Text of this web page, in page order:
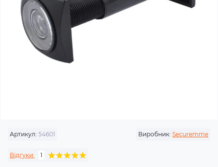
Артикул: 54601 Виробник: Securemme
Відгуки: 1